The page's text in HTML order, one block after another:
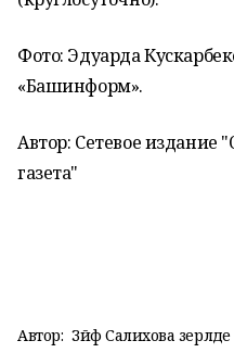
Фото: Эдуарда
«Башинформ».
Автор: Сетевое издание
газета"
Автор: Зәйфә Салихова әзерләде